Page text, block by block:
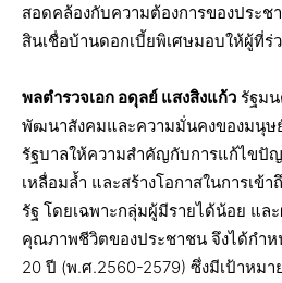
สอดคล้องกับความต้องการของประ
สินเชื่อบ้านดอกเบี้ยพิเศษมอบให้ผู้ที่ร่
พลตำรวจเอก อดุลย์ แสงสิงแก้ว รัฐม
พัฒนาสังคมและความมั่นคงของมนุษย์
รัฐบาลให้ความสำคัญกับการแก้ไขปั
เหลื่อมล้ำ และสร้างโอกาสในการเข้
รัฐ โดยเฉพาะกลุ่มผู้มีรายได้น้อย แล
คุณภาพชีวิตของประชาชน จึงได้กำ
20 ปี (พ.ศ.2560-2579) ซึ่งมีเป้าหม